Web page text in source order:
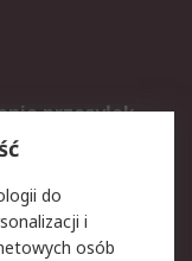
przesyłek
do
i
osób